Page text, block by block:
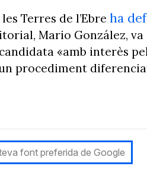
Terres de l’Ebre ha
Mario González, va
«amb interès
procediment
font preferida de Google